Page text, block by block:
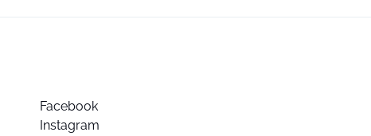
Facebook
Instagram